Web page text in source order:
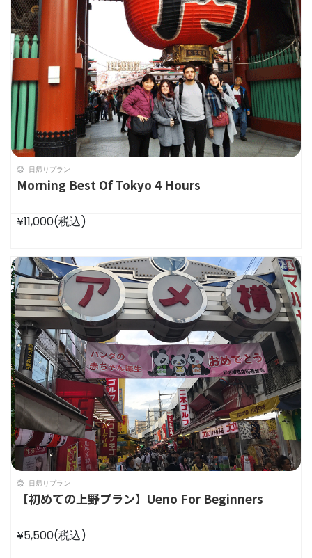
日帰りプラン
Morning Best Of Tokyo 4 Hours
¥11,000(税込)
日帰りプラン
【初めての上野プラン】Ueno For Beginners
¥5,500(税込)